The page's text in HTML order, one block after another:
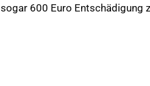
sogar 600 Euro Entschädigung